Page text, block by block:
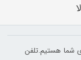
شما هستیم.تلفن